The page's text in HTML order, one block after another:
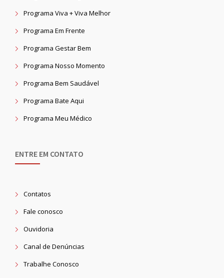
Programa Viva + Viva Melhor
Programa Em Frente
Programa Gestar Bem
Programa Nosso Momento
Programa Bem Saudável
Programa Bate Aqui
Programa Meu Médico
ENTRE EM CONTATO
Contatos
Fale conosco
Ouvidoria
Canal de Denúncias
Trabalhe Conosco